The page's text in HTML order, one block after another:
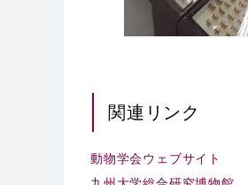
関連リンク
動物学会ウェブサイト